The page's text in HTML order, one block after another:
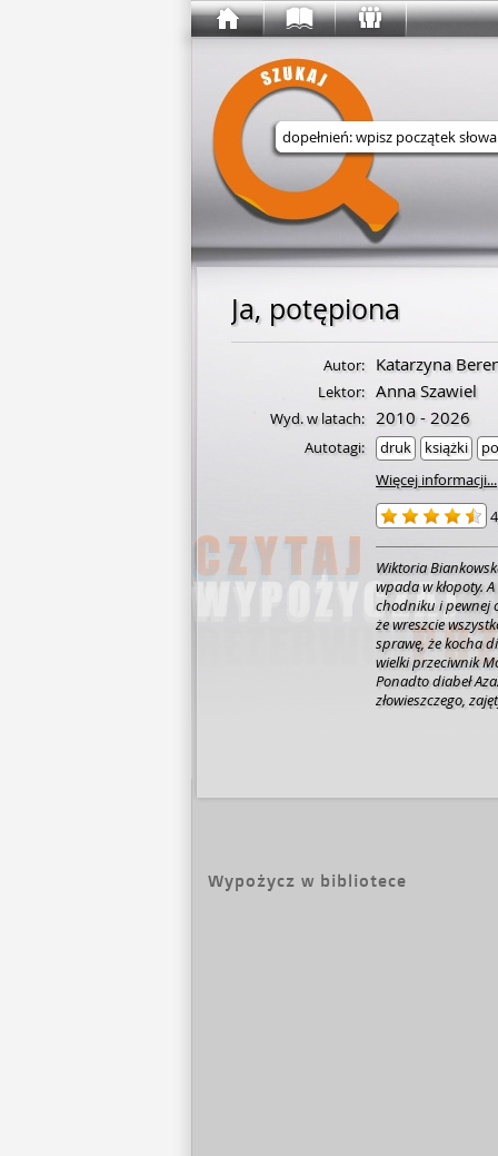
Wyszukaj w serwisie
Ja, potępiona
Autor: Katarzyna
Lektor: Anna Szawiel
Wyd. w latach: 2010 - 2026
Autotagi: druk książki
Więcej informacji...
Wiktoria
wpada w kłopoty.
chodniku i pewnej
że wreszcie
sprawę, że kocha
wielki przeciwnik
Ponadto diabeł
złowieszczego,
Życie wydawało
Azazelowi? I
Wypożycz w bibliotece